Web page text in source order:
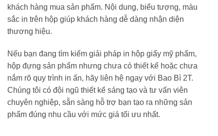
khách hàng mua sản phẩm. Nội dung, biểu tượng, màu
sắc in trên hộp giúp khách hàng dễ dàng nhận diện
thương hiệu.
Nếu bạn đang tìm kiếm giải pháp in hộp giấy mỹ phẩm,
hộp đựng sản phẩm nhưng chưa có thiết kế hoặc chưa
nắm rõ quy trình in ấn, hãy liên hệ ngay với Bao Bì 2T.
Chúng tôi có đội ngũ thiết kế sáng tạo và tư vấn viên
chuyên nghiệp, sẵn sàng hỗ trợ bạn tạo ra những sản
phẩm đúng nhu cầu với mức giá tối ưu nhất.